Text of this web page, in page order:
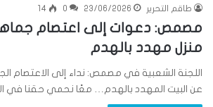
طاقم التحرير 23/06/2026
0
14
مصمص: دعوات إلى اعتصام
منزل مهدد بالهدم
اللجنة الشعبية في مصمص: نداء إلى الاعتصام
عن البيت المهدد بالهدم… معًا نحمي حقنا في